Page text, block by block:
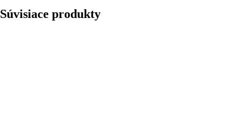
Súvisiace produkty